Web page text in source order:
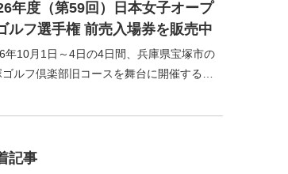
年度（第59回）日本女子オープ
ルフ選手権 前売入場券を販売中
年10月1日～4日の4日間、兵庫県宝塚市の
ルフ倶楽部旧コースを舞台に開催する
権」の前売入場券の販売を開始いたしまし
記事